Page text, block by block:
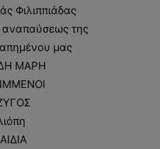
Φιλιππιάδας
της
μας
ΜΑΡΗ